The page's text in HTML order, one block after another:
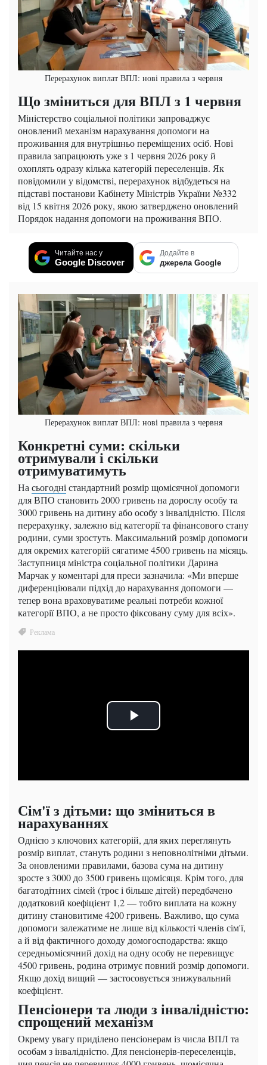
Перерахунок виплат ВПЛ: нові правила з червня
Що зміниться для ВПЛ з 1 червня
Міністерство соціальної політики запроваджує
оновлений механізм нарахування допомоги на
проживання для внутрішньо переміщених осіб. Нові
правила запрацюють уже з 1 червня 2026 року й
охоплять одразу кілька категорій переселенців. Як
повідомили у відомстві, перерахунок відбудеться на
підставі постанови Кабінету Міністрів України №332
від 15 квітня 2026 року, якою затверджено оновлений
Порядок надання допомоги на проживання ВПО.
Читайте нас у
Google Discover
Додайте в
джерела Google
Перерахунок виплат ВПЛ: нові правила з червня
Конкретні суми: скільки
отримували і скільки
отримуватимуть
На сьогодні стандартний розмір щомісячної допомоги
для ВПО становить 2000 гривень на дорослу особу та
3000 гривень на дитину або особу з інвалідністю. Після
перерахунку, залежно від категорії та фінансового стану
родини, суми зростуть. Максимальний розмір допомоги
для окремих категорій сягатиме 4500 гривень на місяць.
Заступниця міністра соціальної політики Дарина
Марчак у коментарі для преси зазначила: «Ми вперше
диференціювали підхід до нарахування допомоги —
тепер вона враховуватиме реальні потреби кожної
категорії ВПО, а не просто фіксовану суму для всіх».
Сім'ї з дітьми: що зміниться в
нарахуваннях
Однією з ключових категорій, для яких переглянуть
розмір виплат, стануть родини з неповнолітніми дітьми.
За оновленими правилами, базова сума на дитину
зросте з 3000 до 3500 гривень щомісяця. Крім того, для
багатодітних сімей (троє і більше дітей) передбачено
додатковий коефіцієнт 1,2 — тобто виплата на кожну
дитину становитиме 4200 гривень. Важливо, що сума
допомоги залежатиме не лише від кількості членів сім'ї,
а й від фактичного доходу домогосподарства: якщо
середньомісячний дохід на одну особу не перевищує
4500 гривень, родина отримує повний розмір допомоги.
Якщо дохід вищий — застосовується знижувальний
коефіцієнт.
Пенсіонери та люди з інвалідністю:
спрощений механізм
Окрему увагу приділено пенсіонерам із числа ВПЛ та
особам з інвалідністю. Для пенсіонерів-переселенців,